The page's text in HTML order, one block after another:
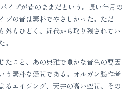
イプが昔のままだという。長い年月の
プの音は素朴でやさしかった。ただ
外もひどく、近代から取り残されてい
たこと、あの典雅で豊かな音色の要因
う素朴な疑問である。オルガン製作者
るエイジング、天井の高い空間、その